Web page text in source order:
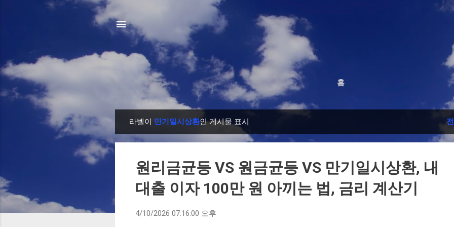
홈
라벨이 만기일시상환인 게시물 표시
원리금균등 VS 원금균등 VS 만기일시상환, 내
대출 이자 100만 원 아끼는 법, 금리 계산기
4/10/2026 07:16:00 오후